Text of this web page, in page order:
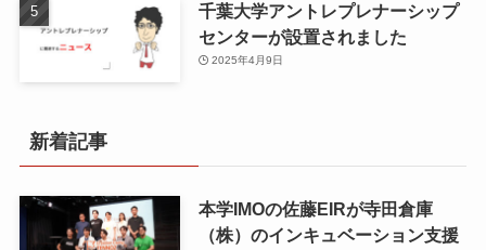
千葉大学アントレプレナーシップ
センターが設置されました
2025年4月9日
新着記事
本学IMOの佐藤EIRが寺田倉庫
（株）のインキュベーション支援